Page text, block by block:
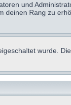
und
deinen Rang zu
wurde.